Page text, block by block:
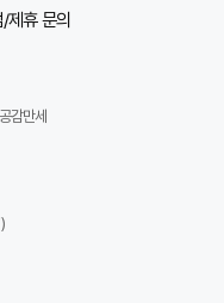
제휴 문의
감만세